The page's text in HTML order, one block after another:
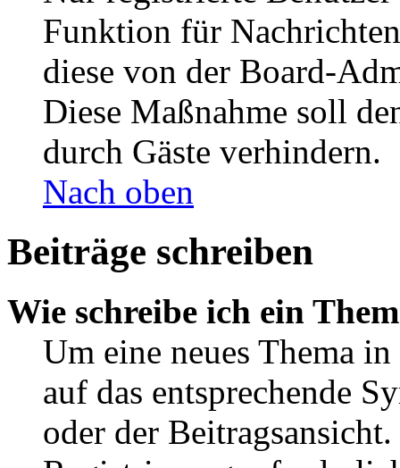
Funktion für
diese von der Board-
Diese Maßnahme soll
durch Gäste verhindern.
Nach oben
Beiträge schreiben
Wie schreibe ich ein
Um eine neues Thema
auf das entsprechende
oder der